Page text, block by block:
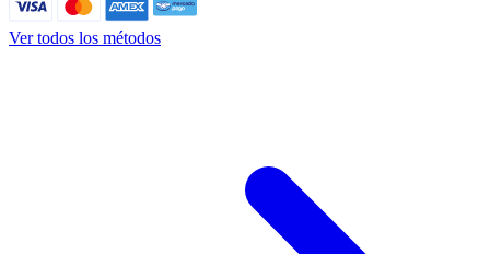
Ver todos los métodos